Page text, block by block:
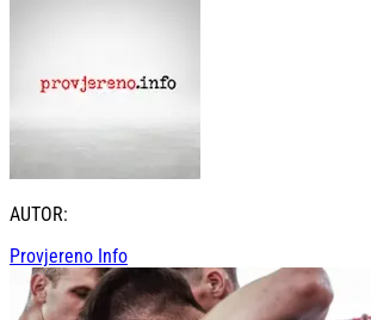
AUTOR:
Provjereno Info